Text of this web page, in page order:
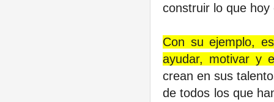
construir lo que
Con su ejemplo,
ayudar, motivar y
crean en sus
de todos los que